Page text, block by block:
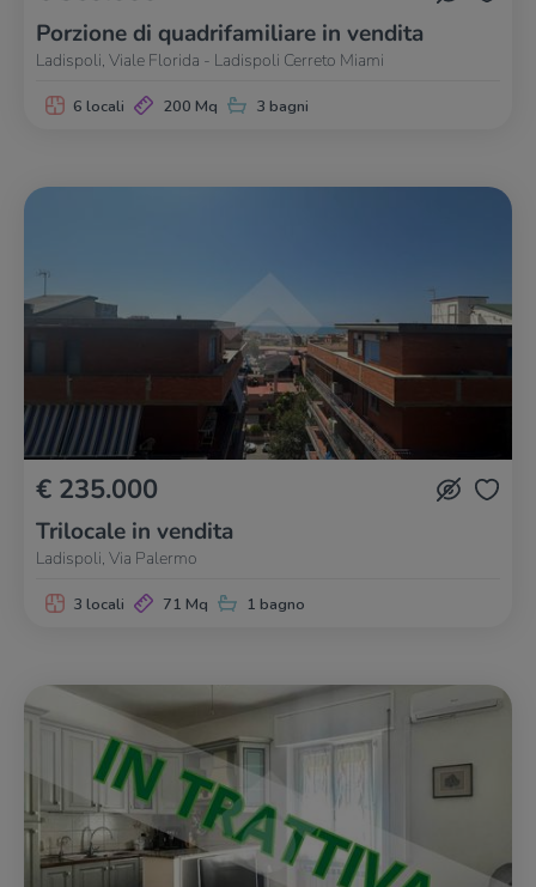
Porzione di quadrifamiliare in vendita
Ladispoli, Viale Florida - Ladispoli Cerreto Miami
6 locali 200 Mq 3 bagni
€ 235.000
Trilocale in vendita
Ladispoli, Via Palermo
3 locali 71 Mq 1 bagno